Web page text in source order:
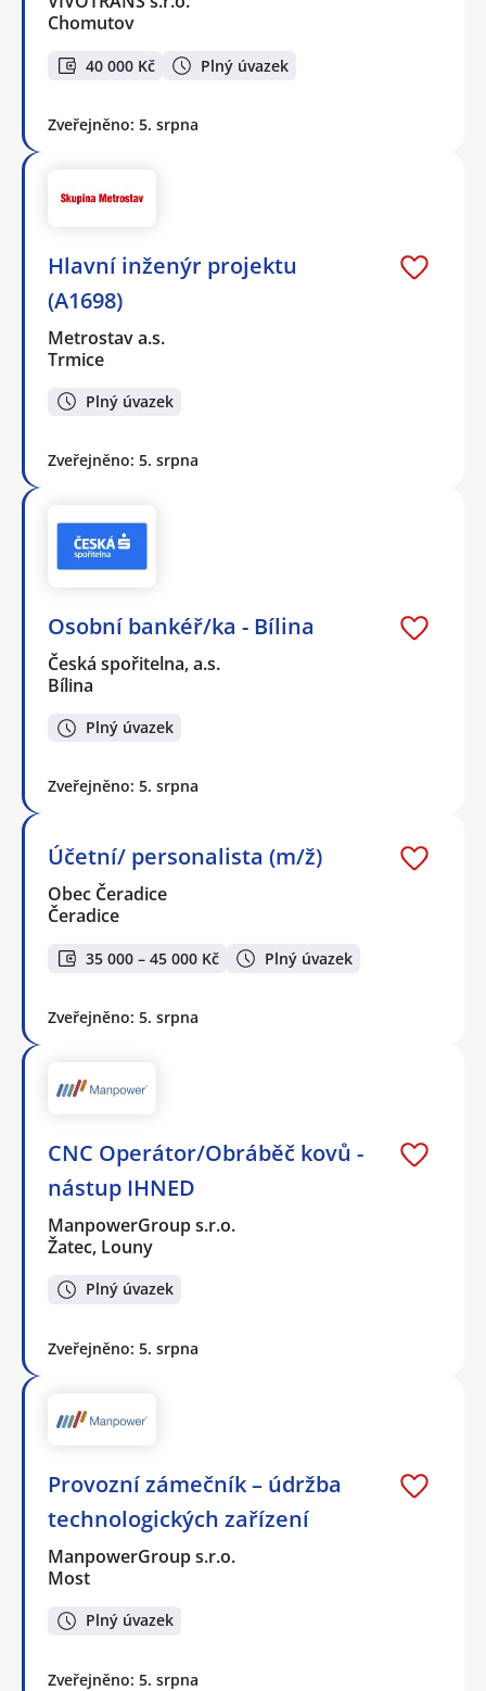
Chomutov
40 000 Kč Plný úvazek
Zveřejněno: 5. srpna
Hlavní inženýr projektu
(A1698)
Metrostav a.s.
Trmice
Plný úvazek
Zveřejněno: 5. srpna
Osobní bankéř/ka - Bílina
Česká spořitelna, a.s.
Bílina
Plný úvazek
Zveřejněno: 5. srpna
Účetní/ personalista (m/ž)
Obec Čeradice
Čeradice
35 000 – 45 000 Kč Plný úvazek
Zveřejněno: 5. srpna
CNC Operátor/Obráběč kovů -
nástup IHNED
ManpowerGroup s.r.o.
Žatec, Louny
Plný úvazek
Zveřejněno: 5. srpna
Provozní zámečník – údržba
technologických zařízení
ManpowerGroup s.r.o.
Most
Plný úvazek
Zveřejněno: 5. srpna